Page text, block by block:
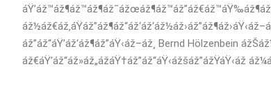
áž”áž“áŸ’áž‘áž¶áž”áŸ‹áž–áž¸ Bernd Hölzenbein
áž€áŸ’áž“áž»áž„ážáŸ†áž”áž“áŸ‹ážšáž”ážŸáŸ‹áž